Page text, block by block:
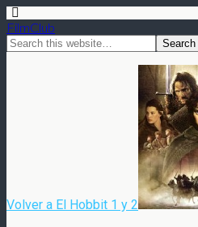
FilmClub
Volver a El Hobbit 1 y 2